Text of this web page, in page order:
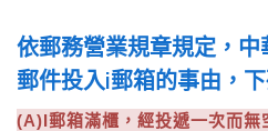
依郵務營業規章規定，
郵件投入i郵箱的事由，
(A)I郵箱滿櫃，經投遞一次而